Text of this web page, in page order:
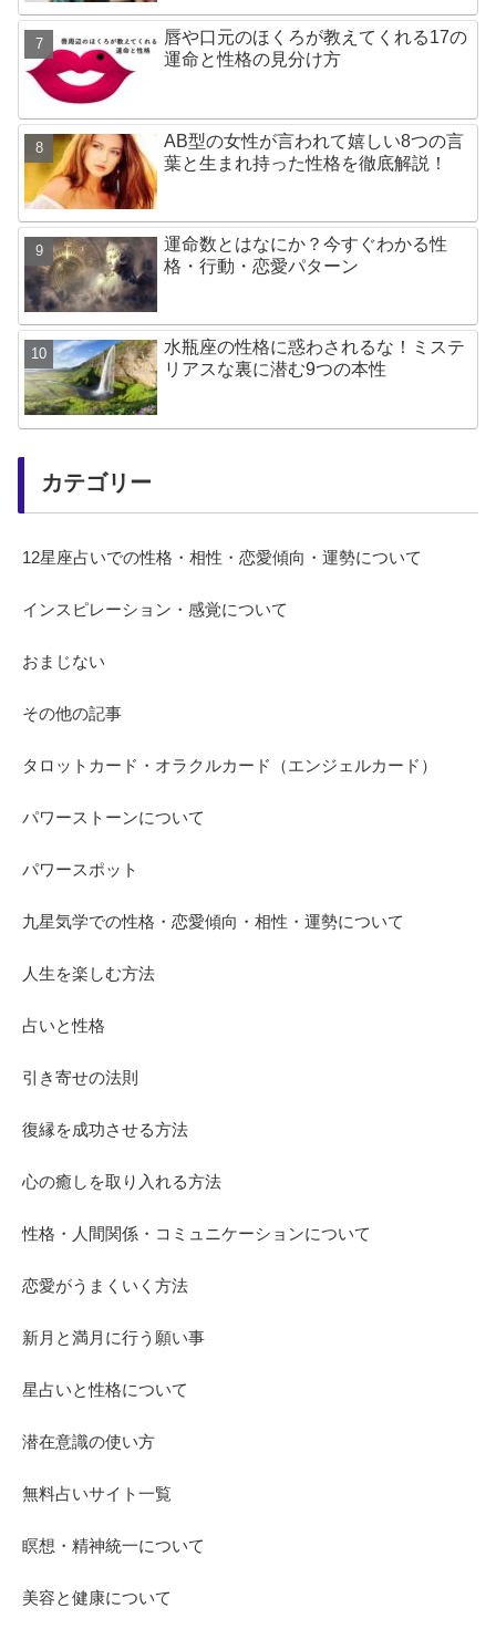
唇や口元のほくろが教えてくれる17の
運命と性格の見分け方
AB型の女性が言われて嬉しい8つの言
葉と生まれ持った性格を徹底解説！
運命数とはなにか？今すぐわかる性
格・行動・恋愛パターン
水瓶座の性格に惑わされるな！ミステ
リアスな裏に潜む9つの本性
カテゴリー
12星座占いでの性格・相性・恋愛傾向・運勢について
インスピレーション・感覚について
おまじない
その他の記事
タロットカード・オラクルカード（エンジェルカード）
パワーストーンについて
パワースポット
九星気学での性格・恋愛傾向・相性・運勢について
人生を楽しむ方法
占いと性格
引き寄せの法則
復縁を成功させる方法
心の癒しを取り入れる方法
性格・人間関係・コミュニケーションについて
恋愛がうまくいく方法
新月と満月に行う願い事
星占いと性格について
潜在意識の使い方
無料占いサイト一覧
瞑想・精神統一について
美容と健康について